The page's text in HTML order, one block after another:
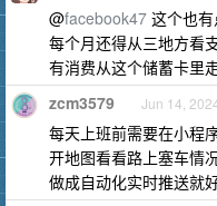
@facebook47 这个也有
每个月还得从三地方看
有消费从这个储蓄卡里走
zcm3579 Jun 14,
每天上班前需要在小程
开地图看看路上塞车情
做成自动化实时推送就